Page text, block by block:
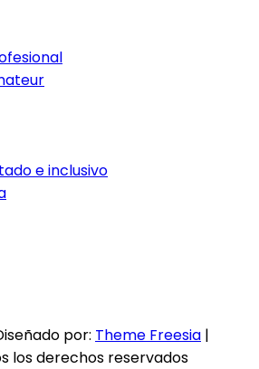
e inclusivo
por: Theme Freesia |
los derechos reservados